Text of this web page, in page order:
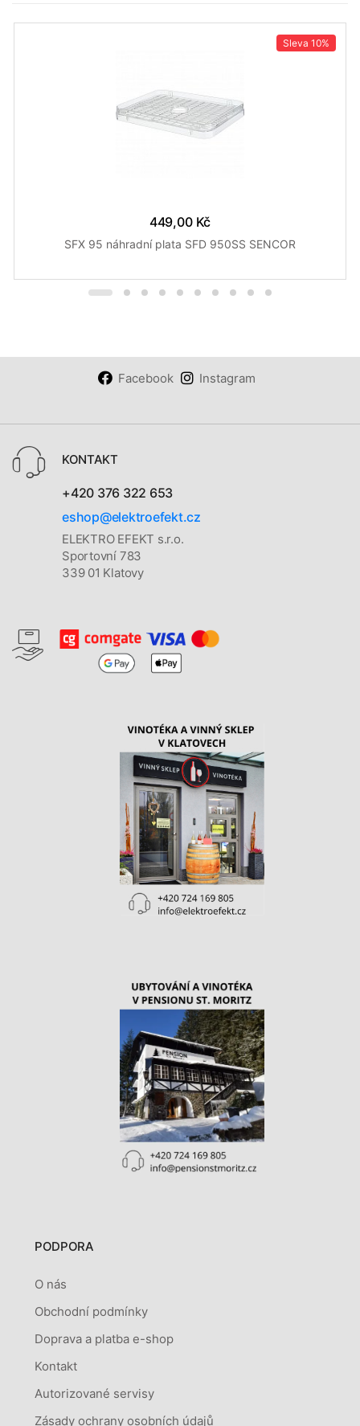
Sleva 10%
449,00 Kč
SFX 95 náhradní plata SFD 950SS SENCOR
Facebook Instagram
KONTAKT
+420 376 322 653
eshop@elektroefekt.cz
ELEKTRO EFEKT s.r.o.
Sportovní 783
339 01 Klatovy
PODPORA
O nás
Obchodní podmínky
Doprava a platba e-shop
Kontakt
Autorizované servisy
Zásady ochrany osobních údajů